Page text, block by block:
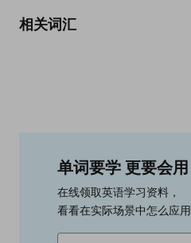
相关词汇
单词要学 更要会用
在线领取英语学习资料，
看看在实际场景中怎么应用